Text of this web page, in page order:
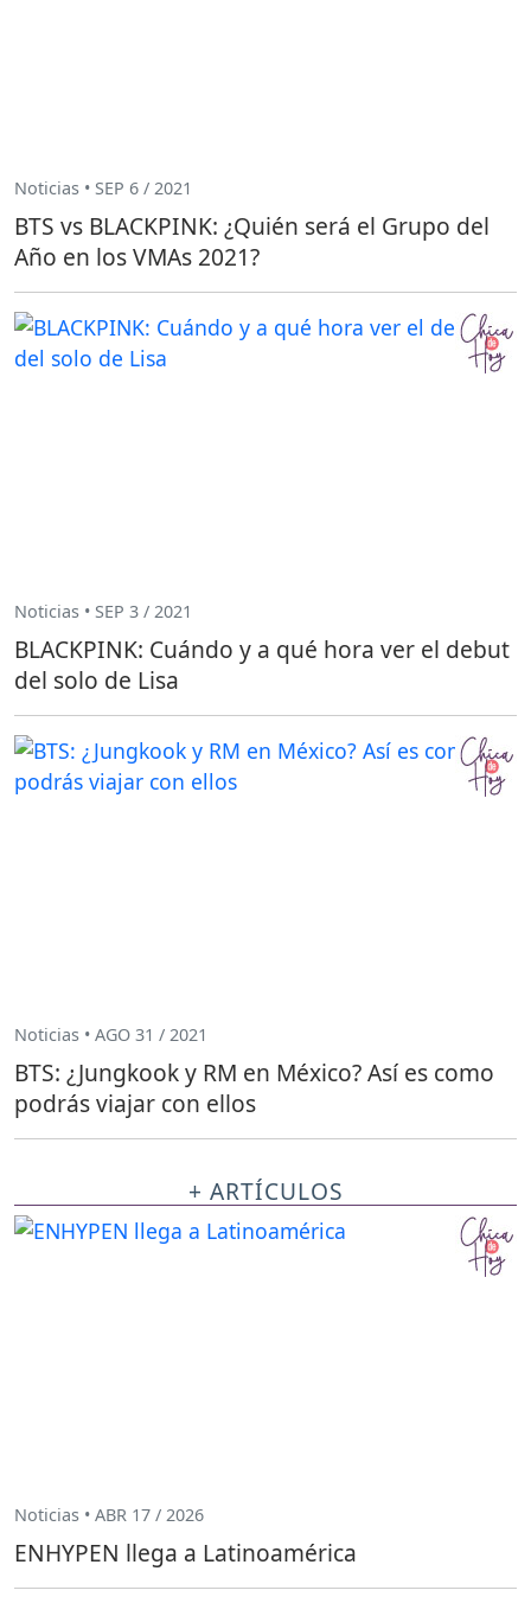
Noticias • SEP 6 / 2021
BTS vs BLACKPINK: ¿Quién será el Grupo del
Año en los VMAs 2021?
Noticias • SEP 3 / 2021
BLACKPINK: Cuándo y a qué hora ver el debut
del solo de Lisa
Noticias • AGO 31 / 2021
BTS: ¿Jungkook y RM en México? Así es como
podrás viajar con ellos
+ ARTÍCULOS
Noticias • ABR 17 / 2026
ENHYPEN llega a Latinoamérica